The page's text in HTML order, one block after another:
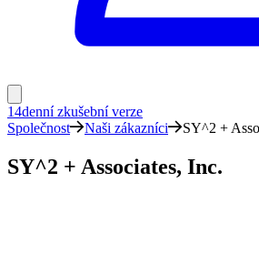
14denní zkušební verze
Společnost
Naši zákazníci SY^2 +
SY^2 + Associates, Inc.